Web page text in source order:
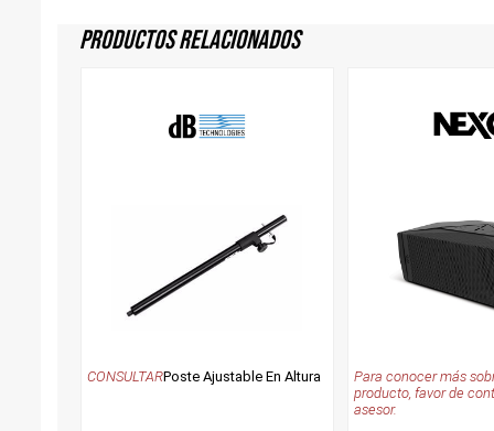
Productos Relacionados
CONSULTARPoste Ajustable En Altura
Para conocer más
producto, favor de
asesor.